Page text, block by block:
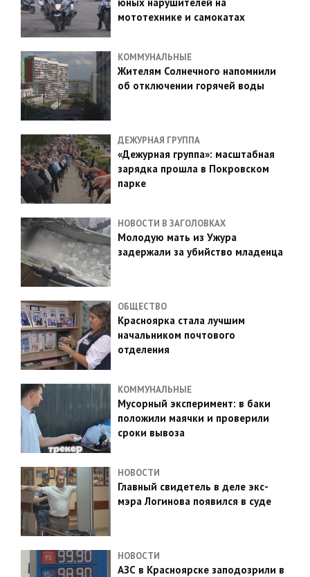
мототехнике и самокатах
КОММУНАЛЬНЫЕ
Жителям Солнечного напомнили
об отключении горячей воды
ДЕЖУРНАЯ ГРУППА
«Дежурная группа»: масштабная
зарядка прошла в Покровском
парке
НОВОСТИ В ЗАГОЛОВКАХ
Молодую мать из Ужура
задержали за убийство младенца
ОБЩЕСТВО
Красноярка стала лучшим
начальником почтового
отделения
КОММУНАЛЬНЫЕ
Мусорный эксперимент: в баки
положили маячки и проверили
сроки вывоза
НОВОСТИ
Главный свидетель в деле экс-
мэра Логинова появился в суде
НОВОСТИ
АЗС в Красноярске заподозрили в